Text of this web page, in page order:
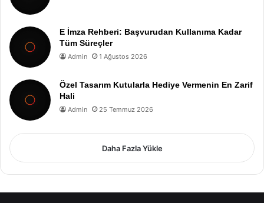
E İmza Rehberi: Başvurudan Kullanıma Kadar
Tüm Süreçler
Admin 1 Ağustos 2026
Özel Tasarım Kutularla Hediye Vermenin En Zarif
Hali
Admin 25 Temmuz 2026
Daha Fazla Yükle